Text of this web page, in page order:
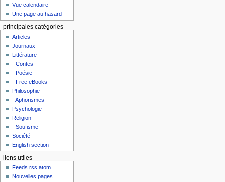
Vue calendaire
Une page au hasard
principales catégories
Articles
Journaux
Littérature
- Contes
- Poésie
- Free eBooks
Philosophie
- Aphorismes
Psychologie
Religion
- Soufisme
Société
English section
liens utiles
Feeds rss atom
Nouvelles pages